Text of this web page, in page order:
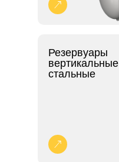
Резервуары
вертикальные
стальные